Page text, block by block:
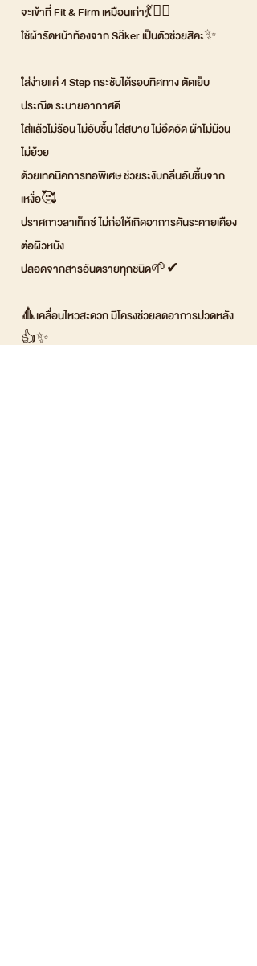
จะเข้าที่ Fit & Firm เหมือนเก่า💃❤️‍🔥
ใช้ผ้ารัดหน้าท้องจาก Säker เป็นตัวช่วยสิคะ✨
ใส่ง่ายแค่ 4 Step กระชับได้รอบทิศทาง ตัดเย็บ
ประณีต ระบายอากาศดี
ใส่แล้วไม่ร้อน ไม่อับชื้น ใส่สบาย ไม่อึดอัด ผ้าไม่ม้วน
ไม่ย้วย
ด้วยเทคนิคการทอพิเศษ ช่วยระงับกลิ่นอับชื้นจาก
เหงื่อ🥰
ปราศกาวลาเท็กซ์ ไม่ก่อให้เกิดอาการคันระคายเคือง
ต่อผิวหนัง
ปลอดจากสารอันตรายทุกชนิด🌱✔
🔺เคลื่อนไหวสะดวก มีโครงช่วยลดอาการปวดหลัง
👍✨